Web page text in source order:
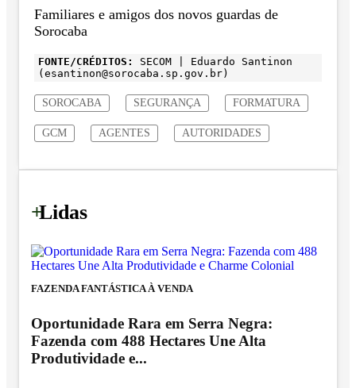
Familiares e amigos dos novos guardas de
Sorocaba
FONTE/CRÉDITOS:
SECOM | Eduardo Santinon
(esantinon@sorocaba.sp.gov.br)
SOROCABA SEGURANÇA FORMATURA
GCM AGENTES AUTORIDADES
+
Lidas
FAZENDA FANTÁSTICA À VENDA
Oportunidade Rara em Serra Negra:
Fazenda com 488 Hectares Une Alta
Produtividade e...